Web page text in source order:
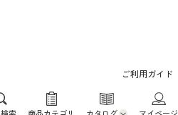
ご利用ガイド